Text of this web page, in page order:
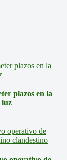
plazos en la
luz